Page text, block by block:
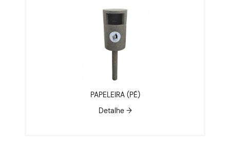
PAPELEIRA (PÉ)
Detalhe →